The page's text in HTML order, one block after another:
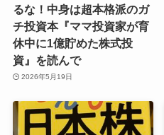
るな！中身は超本格派のガ
チ投資本『ママ投資家が育
休中に1億貯めた株式投
資』を読んで
2026年5月19日